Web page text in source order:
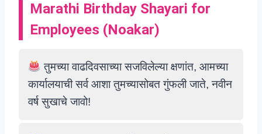
Marathi Birthday Shayari for
Employees (Noakar)
तुमच्या वाढदिवसाच्या सजविलेल्या क्षणांत, आमच्या
कार्यालयाची सर्व आशा तुमच्यासोबत गुंफली जाते, नवीन
वर्ष सुखाचे जावो!